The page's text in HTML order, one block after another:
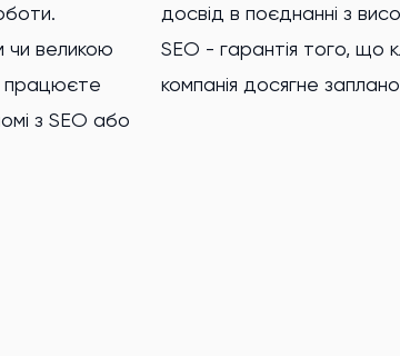
чи великою
працюєте
з SEO або
бізнес та
компанія досягне